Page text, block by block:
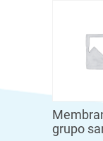
grupo